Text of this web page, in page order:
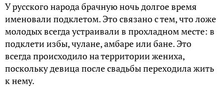
У русского народа брачную ночь долгое время
именовали подклетом. Это связано с тем, что ложе
молодых всегда устраивали в прохладном месте: в
подклети избы, чулане, амбаре или бане. Это
всегда происходило на территории жениха,
поскольку девица после свадьбы переходила жить
к нему.